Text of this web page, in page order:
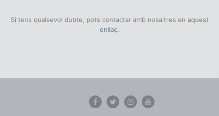
Si tens qualsevol dubte, pots contactar amb nosaltres en aquest
enllaç.